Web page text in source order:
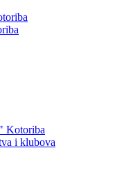
Kotoriba
i klubova